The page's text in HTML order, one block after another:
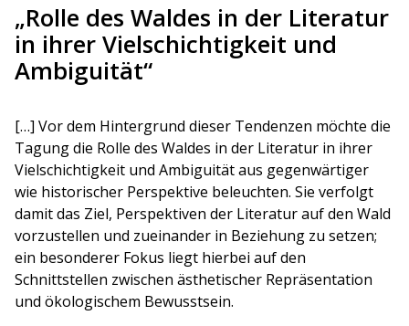
„Rolle des Waldes in der Literatur
in ihrer Vielschichtigkeit und
Ambiguität“
[…] Vor dem Hintergrund dieser Tendenzen möchte die
Tagung die Rolle des Waldes in der Literatur in ihrer
Vielschichtigkeit und Ambiguität aus gegenwärtiger
wie historischer Perspektive beleuchten. Sie verfolgt
damit das Ziel, Perspektiven der Literatur auf den Wald
vorzustellen und zueinander in Beziehung zu setzen;
ein besonderer Fokus liegt hierbei auf den
Schnittstellen zwischen ästhetischer Repräsentation
und ökologischem Bewusstsein.